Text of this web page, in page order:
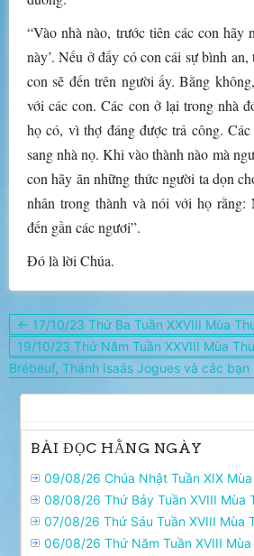
“Vào nhà nào, trước tiên các con hãy
này’. Nếu ở đấy có con cái sự bình
con sẽ đến trên người ấy. Bằng
với các con. Các con ở lại trong nhà
họ có, vì thợ đáng được trả công.
sang nhà nọ. Khi vào thành nào mà
con hãy ăn những thức người ta dọn
nhân trong thành và nói với họ rằng:
đến gần các ngươi”.
Đó là lời Chúa.
Điều
hướng
bài
viết
← 17/10/23 Thứ Ba Tuần XXVIII Mùa
19/10/23 Thứ Năm Tuần XXVIII Mùa
Brébeuf, Thánh Isaás Jogues và các
BÀI ĐỌC HẰNG NGÀY
09/08/26 Chúa Nhật Tuần XIX
08/08/26 Thứ Bảy Tuần XVIII Mùa
07/08/26 Thứ Sáu Tuần XVIII Mùa
06/08/26 Thứ Năm Tuần XVIII